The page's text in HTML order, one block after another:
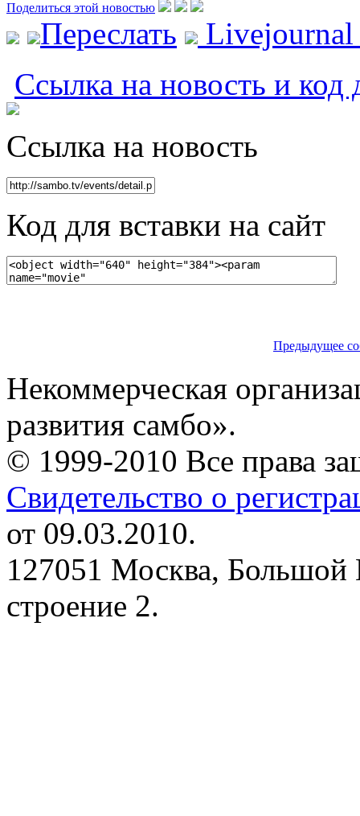
Поделиться этой новостью
Переслать
Ссылка на новость и код
Ссылка на новость
Код для вставки на сайт
Предыдущее
Некоммерческая
развития самбо».
© 1999-2010 Все права
Свидетельство о
от 09.03.2010.
127051 Москва, Большой
строение 2.